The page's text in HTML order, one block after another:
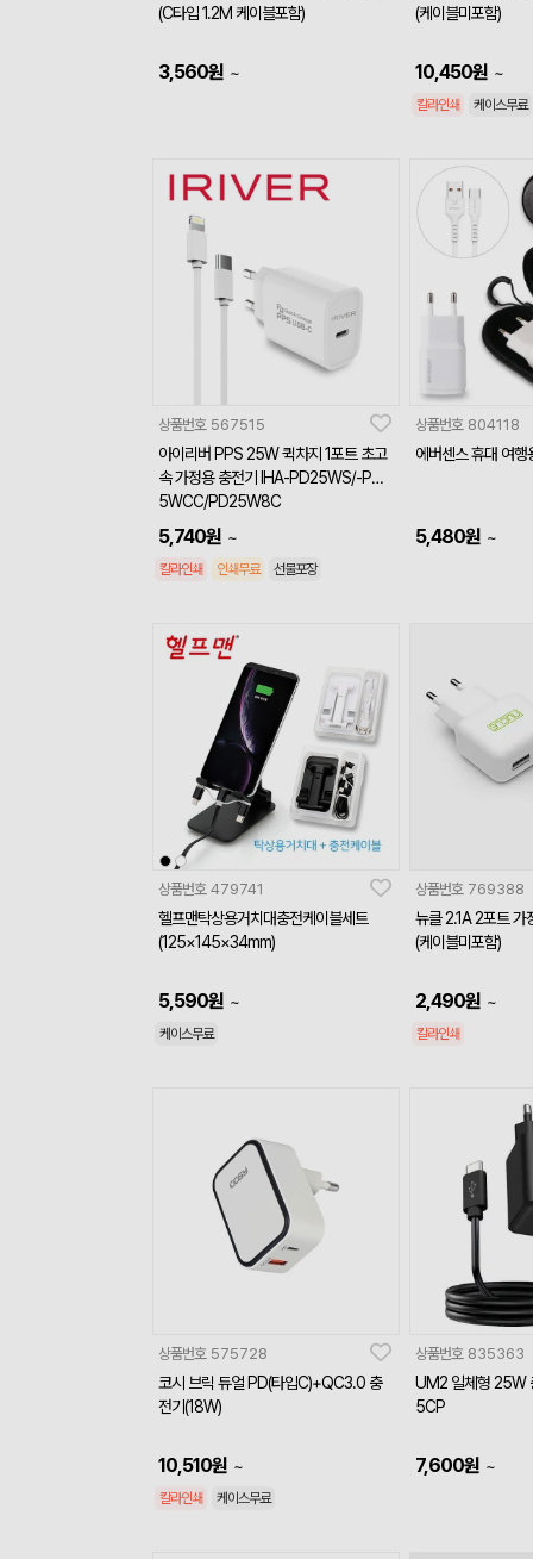
(C타입 1.2M 케이블포함)
3,560원 ~
(케이블미포함)
10,450원 ~
칼라인쇄 케이스무료
상품번호 567515
아이리버 PPS 25W 퀵차지 1포트 초고
속 가정용 충전기 IHA-PD25WS/-PD2
5WCC/PD25W8C
5,740원 ~
칼라인쇄 인쇄무료 선물포장
상품번호 804118
에버센스 휴대 여
5,480원 ~
상품번호 479741
헬프맨탁상용거치대충전케이블세트
(125×145×34mm)
5,590원 ~
케이스무료
상품번호 769388
뉴클 2.1A 2포트 가
(케이블미포함)
2,490원 ~
칼라인쇄
상품번호 575728
코시 브릭 듀얼 PD(타입C)+QC3.0 충
전기(18W)
10,510원 ~
칼라인쇄 케이스무료
상품번호 835363
UM2 일체형 25W
5CP
7,600원 ~